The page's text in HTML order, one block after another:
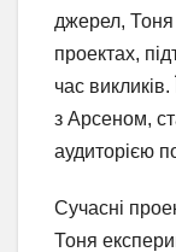
джерел, Тоня
проектах,
час
з Арсеном,
аудиторією
Сучасні
Тоня